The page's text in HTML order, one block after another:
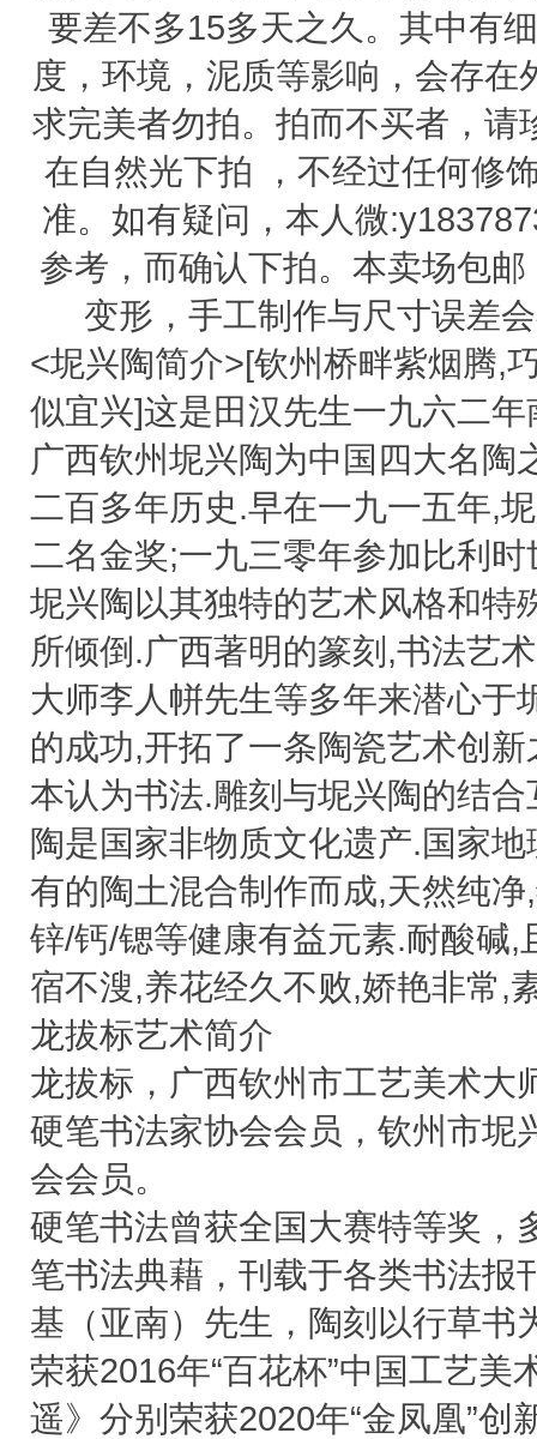
要差不多15多天之久。其中有
度，环境，泥质等影响，会存
求完美者勿拍。拍而不买者，
在自然光下拍 ，不经过任何修
准。如有疑问，本人微
参考，而确认下拍。本卖场包
变形，手工制作与尺寸误差
<坭兴陶简介>[钦州桥畔紫烟腾,
似宜兴]这是田汉先生一九六二
广西钦州坭兴陶为中国四大名
二百多年历史.早在一九一五年,
二名金奖;一九三零年参加比利
坭兴陶以其独特的艺术风格和特
所倾倒.广西著明的篆刻,书法艺
大师李人帡先生等多年来潜心于
的成功,开拓了一条陶瓷艺术创
本认为书法.雕刻与坭兴陶的结
陶是国家非物质文化遗产.国家
有的陶土混合制作而成,天然纯
锌/钙/锶等健康有益元素.耐酸碱
宿不溲,养花经久不败,娇艳非常,
龙拔标艺术简介
龙拔标，广西钦州市工艺美术大
硬笔书法家协会会员，钦州市坭
会会员。
硬笔书法曾获全国大赛特等奖，
笔书法典藉，刊载于各类书法报
基（亚南）先生，陶刻以行草书
荣获2016年“百花杯”中国工艺
遥》分别荣获2020年“金凤凰”